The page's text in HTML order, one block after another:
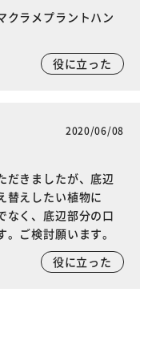
クラメプラントハン
役に立った
2020/06/08
だきましたが、底辺
替えしたい植物に
なく、底辺部分の口
ご検討願います。
役に立った